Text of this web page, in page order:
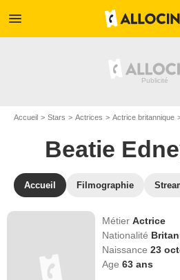
menu
Accueil Stars Actrices Actrice britannique
Beatie
Accueil Filmographie
MétierActrice
Nationalité
Naissance23
Age63 ans